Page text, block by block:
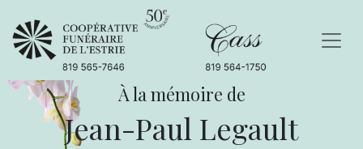
À la mémoire de
Jean-Paul Legault